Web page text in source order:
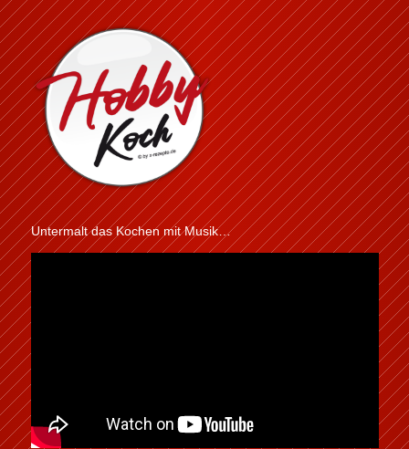
Untermalt das Kochen mit Musik…